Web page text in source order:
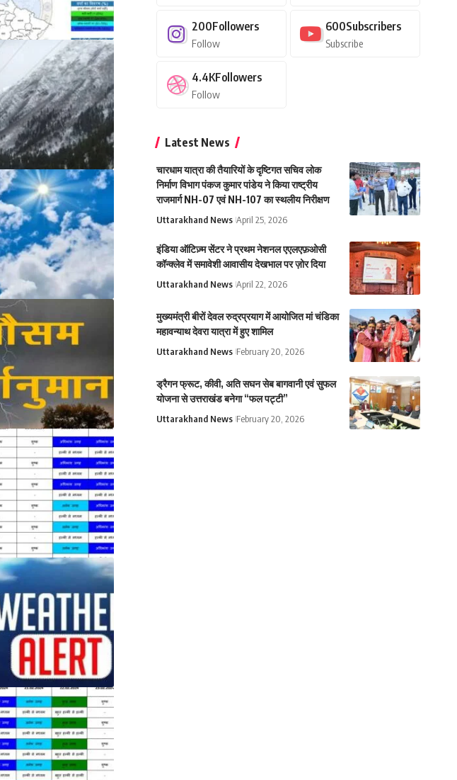
200Followers
Follow
600Subscribers
Subscribe
4.4KFollowers
Follow
Latest News
चारधाम यात्रा की तैयारियों के दृष्टिगत सचिव लोक
निर्माण विभाग पंकज कुमार पांडेय ने किया राष्ट्रीय
राजमार्ग NH-07 एवं NH-107 का स्थलीय निरीक्षण
Uttarakhand News April 25, 2026
इंडिया ऑटिज़्म सेंटर ने प्रथम नेशनल एएलएफ़ओसी
कॉन्क्लेव में समावेशी आवासीय देखभाल पर ज़ोर दिया
Uttarakhand News April 22, 2026
मुख्यमंत्री बीरों देवल रुद्रप्रयाग में आयोजित मां चंडिका
महावन्याथ देवरा यात्रा में हुए शामिल
Uttarakhand News February 20, 2026
ड्रैगन फ्रूट, कीवी, अति सघन सेब बागवानी एवं सुफल
योजना से उत्तराखंड बनेगा “फल पट्टी”
Uttarakhand News February 20, 2026